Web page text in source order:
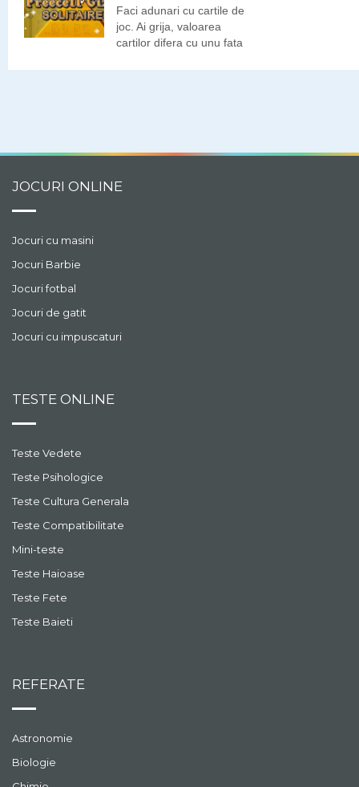
Faci adunari cu cartile de
joc. Ai grija, valoarea
cartilor difera cu unu fata
JOCURI ONLINE
Jocuri cu masini
Jocuri Barbie
Jocuri fotbal
Jocuri de gatit
Jocuri cu impuscaturi
TESTE ONLINE
Teste Vedete
Teste Psihologice
Teste Cultura Generala
Teste Compatibilitate
Mini-teste
Teste Haioase
Teste Fete
Teste Baieti
REFERATE
Astronomie
Biologie